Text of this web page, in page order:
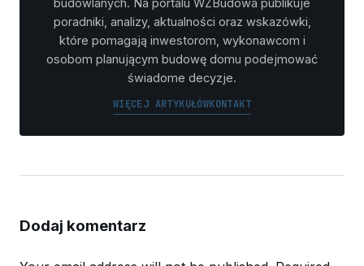
budowlanych. Na portalu WZBudowa publikuje
poradniki, analizy, aktualności oraz wskazówki,
które pomagają inwestorom, wykonawcom i
osobom planującym budowę domu podejmować
świadome decyzje.
WIĘCEJ ARTYKUŁÓWKONTAKT
Dodaj komentarz